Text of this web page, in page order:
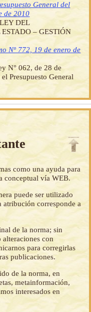
General del
de 2010
DEL
– GESTIÓN
Nº 772, 19 de enero de
N° 062, de 28 de
Presupuesto General
como una ayuda para
conceptual vía WEB.
puede ser utilizado
atribución corresponde a
de la norma; sin
alteraciones con
para corregirlas
publicaciones.
de la norma, en
metainformación,
interesados en